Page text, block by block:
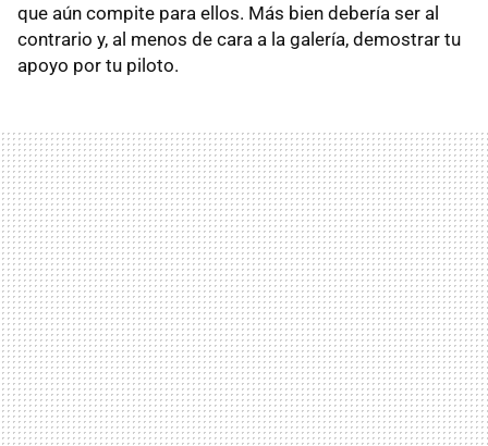
que aún compite para ellos. Más bien debería ser al
contrario y, al menos de cara a la galería, demostrar tu
apoyo por tu piloto.